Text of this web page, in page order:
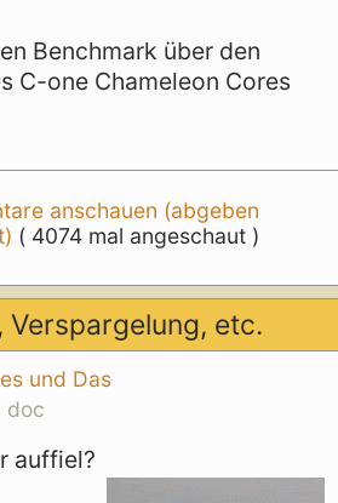
Benchmark über den
C-one Chameleon Cores
anschauen (abgeben
( 4074 mal angeschaut )
Verspargelung, etc.
und Das
doc
auffiel?